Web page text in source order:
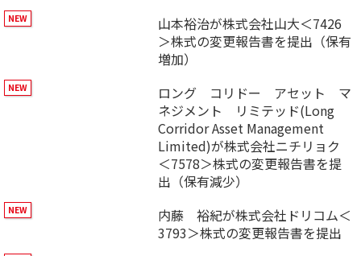
山本裕治が株式会社山大＜7426
＞株式の変更報告書を提出（保有
増加）
ロング コリドー アセット マ
ネジメント リミテッド(Long
Corridor Asset Management
Limited)が株式会社ニチリョク
＜7578＞株式の変更報告書を提
出（保有減少）
内藤 裕紀が株式会社ドリコム＜
3793＞株式の変更報告書を提出